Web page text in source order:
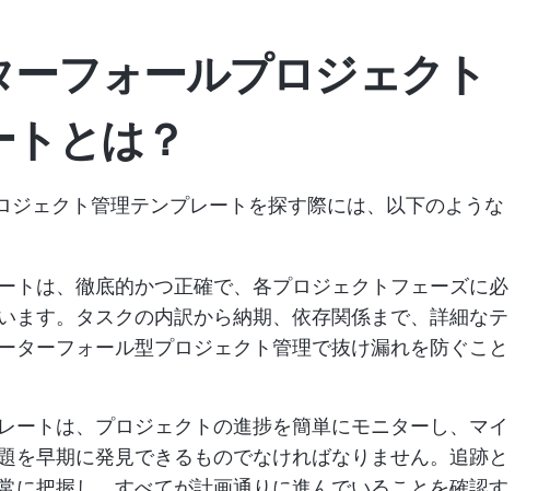
フォールプロジェクト
とは？
ジェクト管理テンプレートを探す際には、以下のような
トは、徹底的かつ正確で、各プロジェクトフェーズに必
ます。タスクの内訳から納期、依存関係まで、詳細なテ
ターフォール型プロジェクト管理で抜け漏れを防ぐこと
ートは、プロジェクトの進捗を簡単にモニターし、マイ
を早期に発見できるものでなければなりません。追跡と